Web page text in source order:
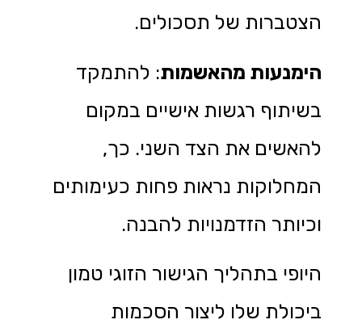
הצטברות של תסכולים.
הימנעות מהאשמות: להתמקד
בשיתוף רגשות אישיים במקום
להאשים את הצד השני. כך,
המחלוקות נראות פחות כעימותים
וכיותר הזדמנויות להבנה.
היופי בתהליך הגישור הזוגי טמון
ביכולת שלו ליצור הסכמות